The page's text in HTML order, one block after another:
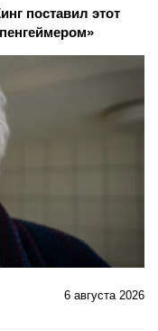
поставил этот
6 августа 2026